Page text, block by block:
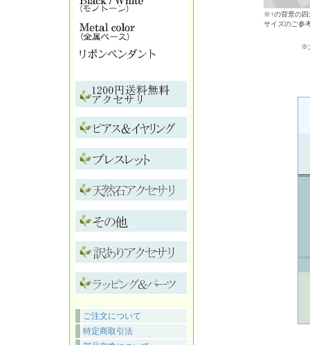
ご注文について
特定商取引法
※↑の背景の四
サイズのご参
※